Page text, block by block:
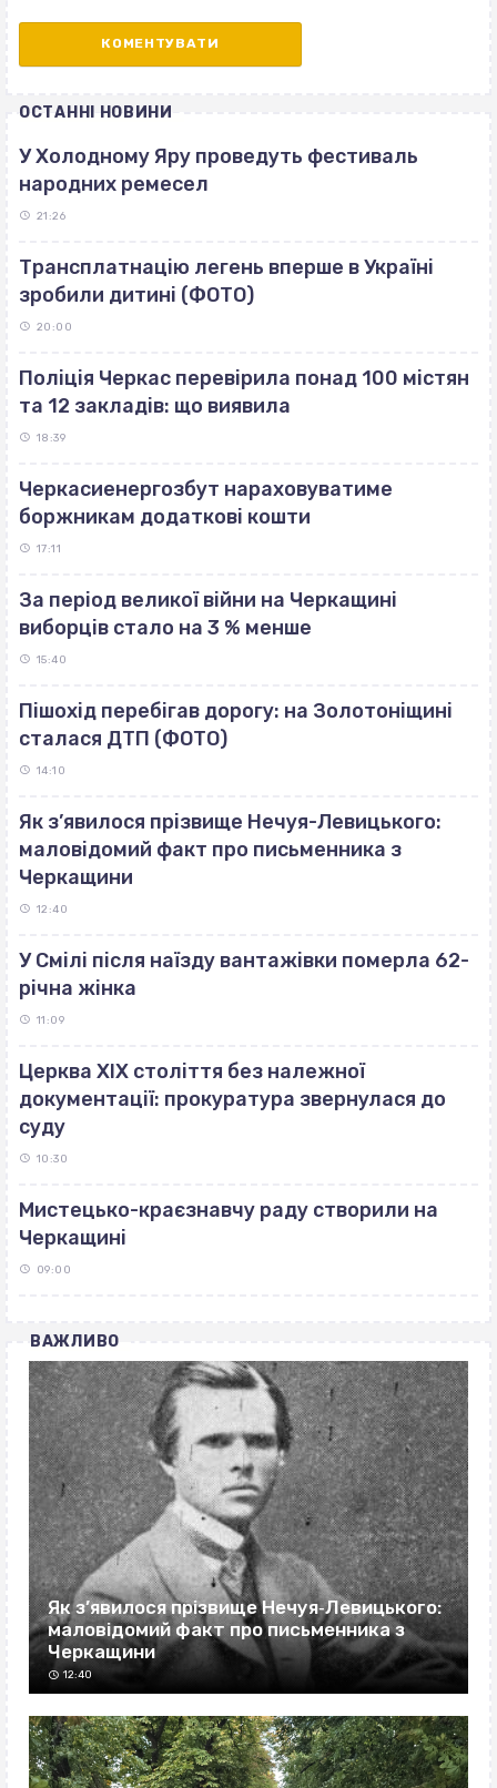
ОСТАННІ НОВИНИ
У Холодному Яру проведуть фестиваль
народних ремесел
21:26
Трансплатнацію легень вперше в Україні
зробили дитині (ФОТО)
20:00
Поліція Черкас перевірила понад 100 містян
та 12 закладів: що виявила
18:39
Черкасиенергозбут нараховуватиме
боржникам додаткові кошти
17:11
За період великої війни на Черкащині
виборців стало на 3 % менше
15:40
Пішохід перебігав дорогу: на Золотоніщині
сталася ДТП (ФОТО)
14:10
Як з’явилося прізвище Нечуя-Левицького:
маловідомий факт про письменника з
Черкащини
12:40
У Смілі після наїзду вантажівки померла 62-
річна жінка
11:09
Церква ХІХ століття без належної
документації: прокуратура звернулася до
суду
10:30
Мистецько-краєзнавчу раду створили на
Черкащині
09:00
ВАЖЛИВО
Як з’явилося прізвище Нечуя‐Левицького:
маловідомий факт про письменника з
Черкащини
12:40